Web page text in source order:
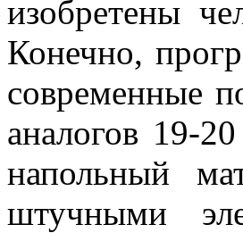
изобретены
Конечно,
современные
аналогов 19-
напольный
штучными